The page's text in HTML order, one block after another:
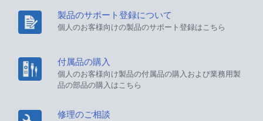
製品のサポート登録について
個人のお客様向けの製品のサポート登録はこちら
付属品の購入
個人のお客様向け製品の付属品の購入および業務用製
品の部品の購入はこちら
修理のご相談